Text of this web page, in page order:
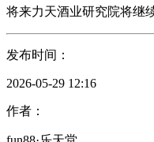
将来力天酒业研究院将继
发布时间：
2026-05-29 12:16
作者：